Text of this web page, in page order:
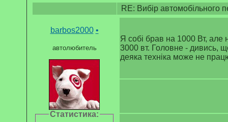
RE: Вибір автомобільного
barbos2000 •
автолюбитель
Статистика:
Я собі брав на 1000 Вт, але
3000 вт. Головне - дивись,
деяка техніка може не